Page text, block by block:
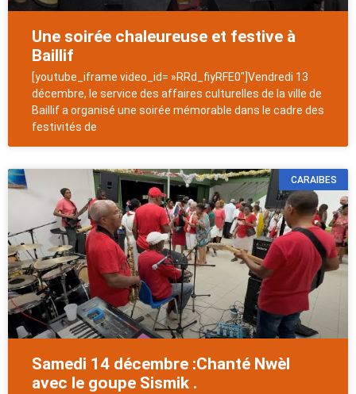
Une soirée chaleureuse et festive à
Baillif
[youtube_iframe video_id= »RRd_fiyRFE0″]Vendredi 13
décembre, le service des affaires culturelles de la ville de
Baillif a organisé une soirée mémorable dans le cadre des
festivités de
CARAIBES
Samedi 14 décembre :Chanté Nwèl
avec le goupe Sismik .